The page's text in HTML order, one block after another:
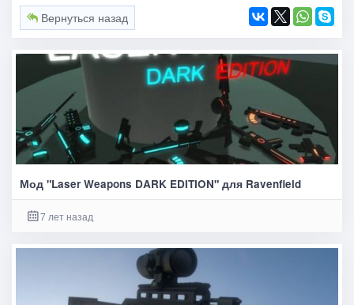
Вернуться назад
Мод "Laser Weapons DARK EDITION" для Ravenfield
7 лет назад